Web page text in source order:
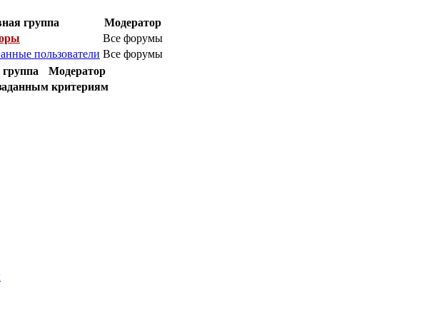
группа
Модератор
Все форумы
пользователи Все форумы
Модератор
критериям